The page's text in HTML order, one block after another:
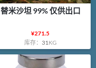
替米沙坦 99% 仅供出口
¥271.5
库存： 31KG